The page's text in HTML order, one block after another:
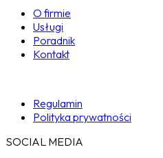
O firmie
Usługi
Poradnik
Kontakt
Regulamin
Polityka prywatności
SOCIAL MEDIA